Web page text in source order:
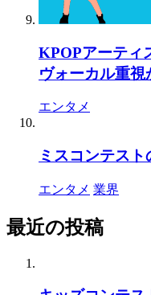
KPOPアーティ
ヴォーカル重
エンタメ
ミスコンテス
エンタメ 業界
最近の投稿